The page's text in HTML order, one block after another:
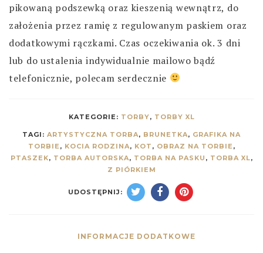
pikowaną podszewką oraz kieszenią wewnątrz, do
założenia przez ramię z regulowanym paskiem oraz
dodatkowymi rączkami. Czas oczekiwania ok. 3 dni
lub do ustalenia indywidualnie mailowo bądź
telefonicznie, polecam serdecznie
KATEGORIE: TORBY, TORBY XL
TAGI: ARTYSTYCZNA TORBA, BRUNETKA, GRAFIKA NA
TORBIE , KOCIA RODZINA, KOT , OBRAZ NA TORBIE ,
PTASZEK, TORBA AUTORSKA, TORBA NA PASKU , TORBA XL,
Z PIÓRKIEM
UDOSTĘPNIJ:
INFORMACJE DODATKOWE